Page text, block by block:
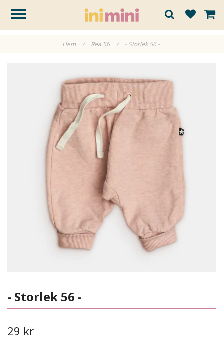
Hem / Rea 56 / - Storlek 56 -
- Storlek 56 -
29 kr